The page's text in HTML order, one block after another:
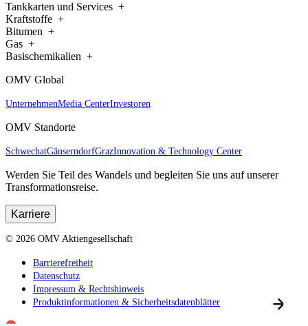
Tankkarten und Services
Kraftstoffe
Bitumen
Gas
Basischemikalien
OMV Global
UnternehmenMedia CenterInvestoren
OMV Standorte
SchwechatGänserndorfGrazInnovation & Technology Center
Werden Sie Teil des Wandels und begleiten Sie uns auf unserer
Transformationsreise.
Karriere
© 2026 OMV Aktiengesellschaft
Barrierefreiheit
Datenschutz
Impressum & Rechtshinweis
Produktinformationen & Sicherheitsdatenblätter